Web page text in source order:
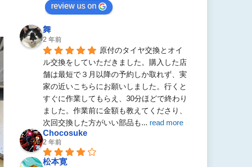
review us on
舞
2 年前
原付のタイヤ交換とオイ
ル交換をしていただきました。購入した店
舗は最短で３月以降の予約しか取れず、実
家の近いこちらにお願いしました。行くと
すぐに作業してもらえ、30分ほどで終わり
ました。作業前に金額も教えてくださり、
次回交換した方がいい部品も... read more
Chocosuke
2 年前
松本寛